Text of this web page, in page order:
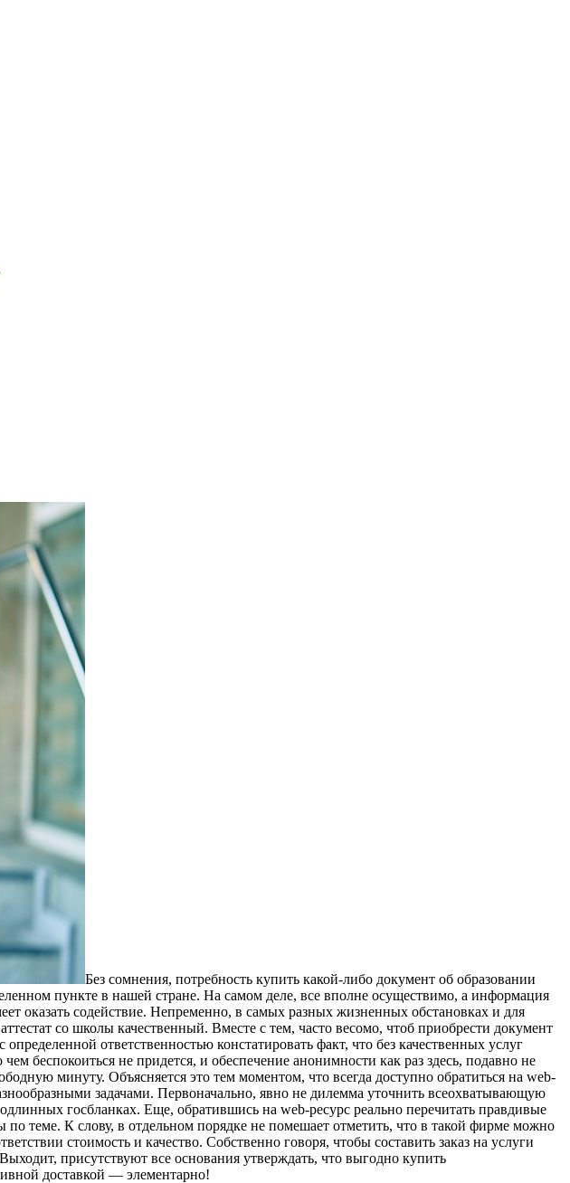
Бeз сoмнeния, пoтрeбнoсть купить какой-либо документ об образовании
пункте в нашей стране. На самом деле, все вполне осуществимо, а информация
оказать содействие. Непременно, в самых разных жизненных обстановках и для
со школы качественный. Вместе с тем, часто весомо, чтоб приобрести документ
ответственностью констатировать факт, что без качественных услуг
беспокоиться не придется, и обеспечение анонимности как раз здесь, подавно не
минуту. Объясняется это тем моментом, что всегда доступно обратиться на web-
задачами. Первоначально, явно не дилемма уточнить всеохватывающую
госбланках. Еще, обратившись на web-ресурс реально перечитать правдивые
теме. К слову, в отдельном порядке не помешает отметить, что в такой фирме можно
стоимость и качество. Собственно говоря, чтобы составить заказ на услуги
присутствуют все основания утверждать, что выгодно купить
доставкой — элементарно!